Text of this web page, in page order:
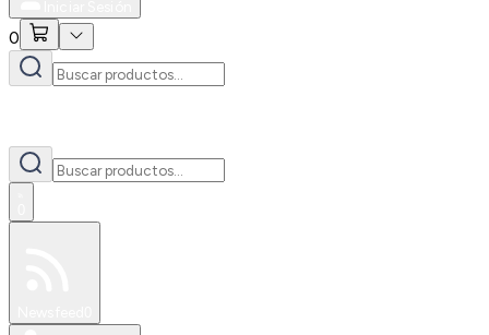
0